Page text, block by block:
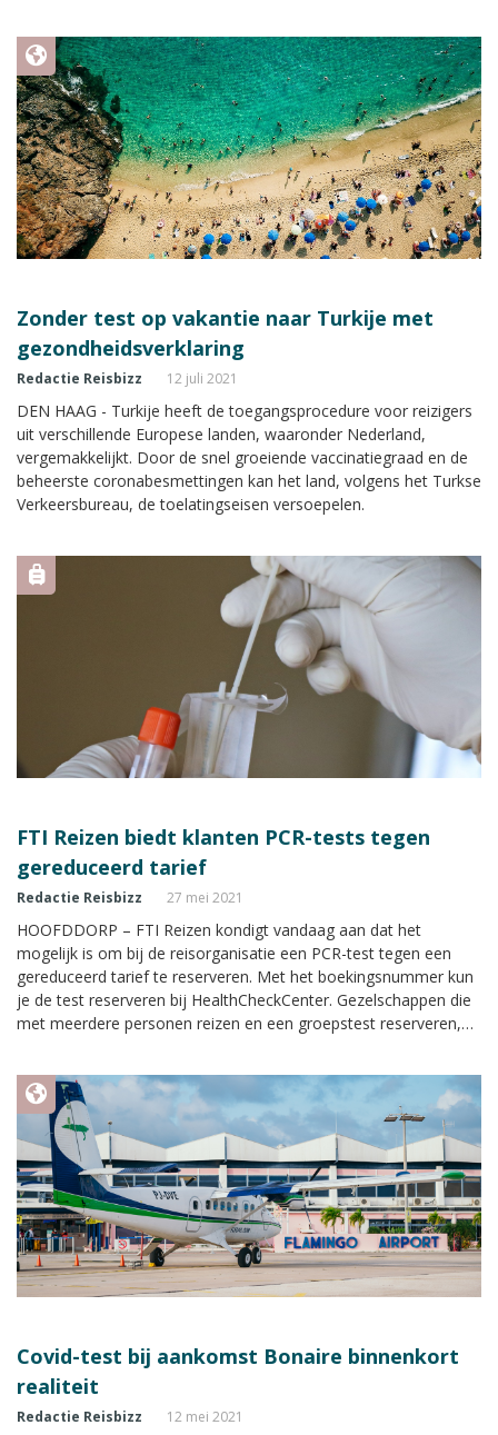
Zonder test op vakantie naar Turkije met
gezondheidsverklaring
Redactie Reisbizz 12 juli 2021
DEN HAAG - Turkije heeft de toegangsprocedure voor reizigers
uit verschillende Europese landen, waaronder Nederland,
vergemakkelijkt. Door de snel groeiende vaccinatiegraad en de
beheerste coronabesmettingen kan het land, volgens het Turkse
Verkeersbureau, de toelatingseisen versoepelen.
FTI Reizen biedt klanten PCR-tests tegen
gereduceerd tarief
Redactie Reisbizz 27 mei 2021
HOOFDDORP – FTI Reizen kondigt vandaag aan dat het
mogelijk is om bij de reisorganisatie een PCR-test tegen een
gereduceerd tarief te reserveren. Met het boekingsnummer kun
je de test reserveren bij HealthCheckCenter. Gezelschappen die
met meerdere personen reizen en een groepstest reserveren,
een PCR-test.
Covid-test bij aankomst Bonaire binnenkort
realiteit
Redactie Reisbizz 12 mei 2021